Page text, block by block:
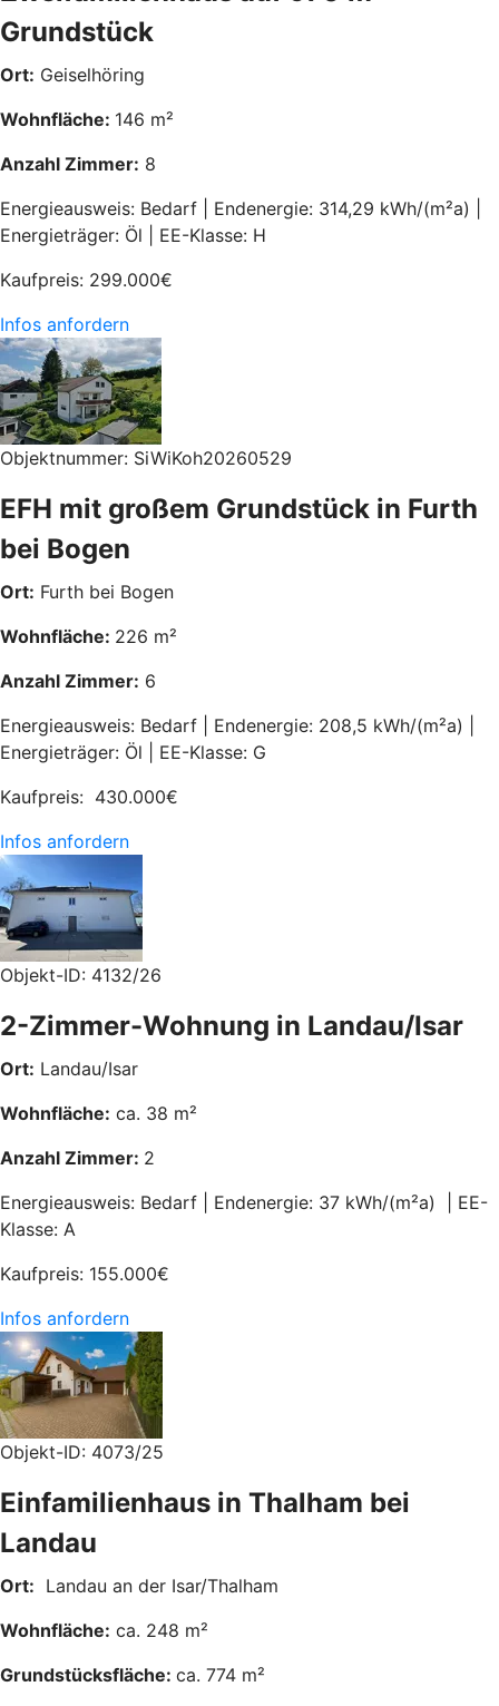
Grundstück
Ort: Geiselhöring
Wohnfläche: 146 m²
Anzahl Zimmer: 8
Energieausweis: Bedarf | Endenergie: 314,29 kWh/(m²a) |
Energieträger: Öl | EE-Klasse: H
Kaufpreis: 299.000€
Infos anfordern
Objektnummer: SiWiKoh20260529
EFH mit großem Grundstück in Furth
bei Bogen
Ort: Furth bei Bogen
Wohnfläche: 226 m²
Anzahl Zimmer: 6
Energieausweis: Bedarf | Endenergie: 208,5 kWh/(m²a) |
Energieträger: Öl | EE-Klasse: G
Kaufpreis: 430.000€
Infos anfordern
Objekt-ID: 4132/26
2-Zimmer-Wohnung in Landau/Isar
Ort: Landau/Isar
Wohnfläche: ca. 38 m²
Anzahl Zimmer: 2
Energieausweis: Bedarf | Endenergie: 37 kWh/(m²a) | EE-
Klasse: A
Kaufpreis: 155.000€
Infos anfordern
Objekt-ID: 4073/25
Einfamilienhaus in Thalham bei
Landau
Ort: Landau an der Isar/Thalham
Wohnfläche: ca. 248 m²
Grundstücksfläche: ca. 774 m²